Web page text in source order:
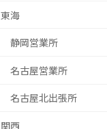
東海
静岡営業所
名古屋営業所
名古屋北出張所
関西